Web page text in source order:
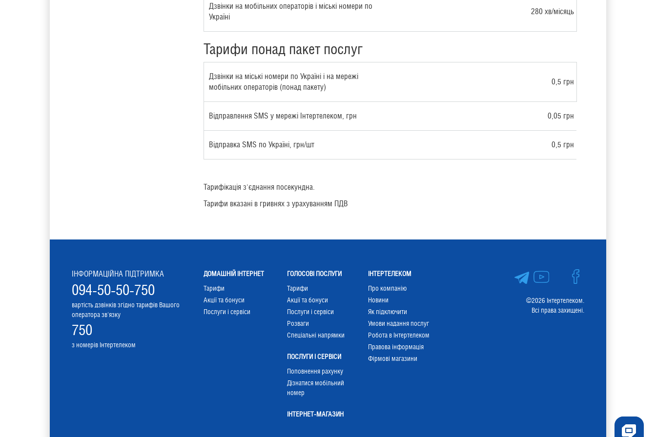
Дзвінки на мобільних операторів і міські номери по
Україні
280 хв/місяць
Тарифи понад пакет послуг
Дзвінки на міські номери по Україні і на мережі
мобільних операторів (понад пакету)
0,5 грн
Відправлення SMS у мережі Інтертелеком, грн 0,05 грн
Відправка SMS по Україні, грн/шт 0,5 грн
Тарифікація з'єднання посекундна.
Тарифи вказані в гривнях з урахуванням ПДВ
©2026 Інтертелеком.
Всі права захищені.
ІНФОРМАЦІЙНА ПІДТРИМКА
094-50-50-750
вартість дзвінків згідно тарифів Вашого
оператора зв'язку
750
з номерів Інтертелеком
ДОМАШНІЙ ІНТЕРНЕТ
Тарифи
Акції та бонуси
Послуги і сервіси
ГОЛОСОВІ ПОСЛУГИ
Тарифи
Акції та бонуси
Послуги і сервіси
Розваги
Cпеціальні напрямки
ПОСЛУГИ І СЕРВІСИ
Поповнення рахунку
Дізнатися мобільний
номер
ІНТЕРНЕТ-МАГАЗИН
ІНТЕРТЕЛЕКОМ
Про компанію
Новини
Як підключити
Умови надання послуг
Робота в Інтертелеком
Правова інформація
Фірмові магазини